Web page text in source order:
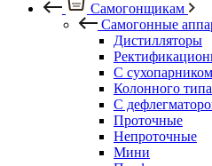
Самогонщикам
Самогонные
Дистилляторы
С
Колонного типа
С
Проточные
Непроточные
Мини